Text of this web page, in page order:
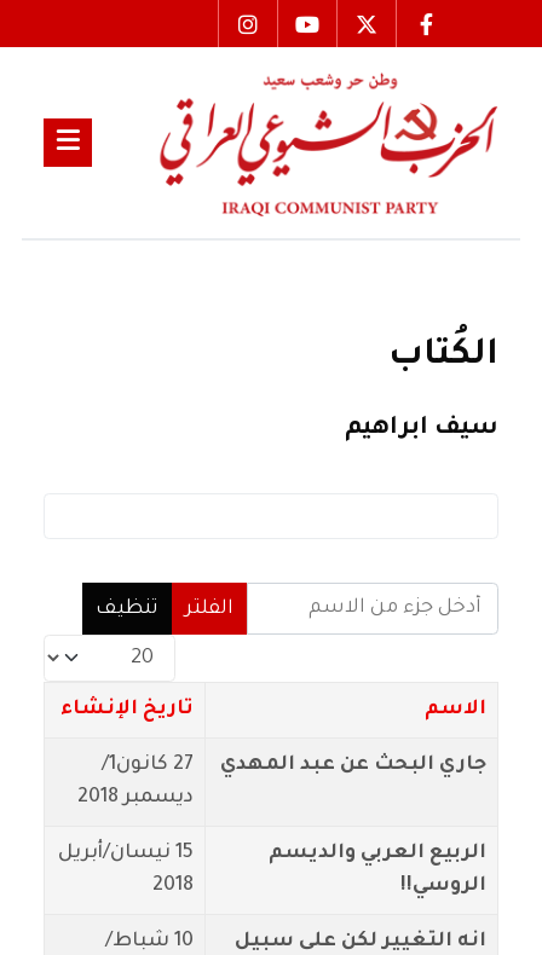
الكُتاب
سيف ابراهيم
أدخل جزء من الاسم
الفلتر
تنظيف
عدد الإظهارات:
الاسم تاريخ الإنشاء
جاري البحث عن عبد المهدي
27 كانون1/
ديسمبر 2018
الربيع العربي والديسم
الروسي!!
15 نيسان/أبريل
2018
انه التغيير لكن على سبيل
10 شباط/